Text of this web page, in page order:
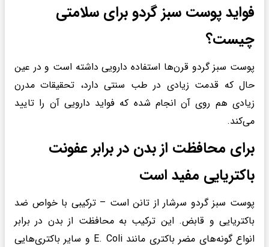
فواید پوست سبز گردو برای سلامتی
چیست؟
پوست سبز گردو قرن‌ها استفاده دارویی داشته است و در عین
حال که قدمت زیادی در طب سنتی دارد، تحقیقات مدرن
زیادی هم روی آن انجام شده که فواید دارویی آن را تایید
می‌کند.
برای محافظت از بدن در برابر عفونت
باکتریایی مفید است
پوست سبز گردو سرشار از تانن است – ترکیبی با خواص ضد
باکتریایی و قابض. این ترکیب به محافظت از بدن در برابر
انواع گونه‌های مضر باکتری مانند E. Coli و سایر باکتری‌هایی